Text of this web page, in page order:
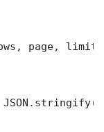
page,